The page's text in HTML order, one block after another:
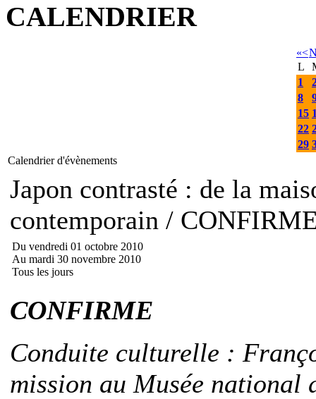
CALENDRIER
«<
L
1
8
15
22
29
Calendrier d'évènements
Japon contrasté : de la
contemporain /
Du vendredi 01 octobre 2010
Au mardi 30 novembre 2010
Tous les jours
CONFIRME
Conduite culturelle :
mission au Musée national